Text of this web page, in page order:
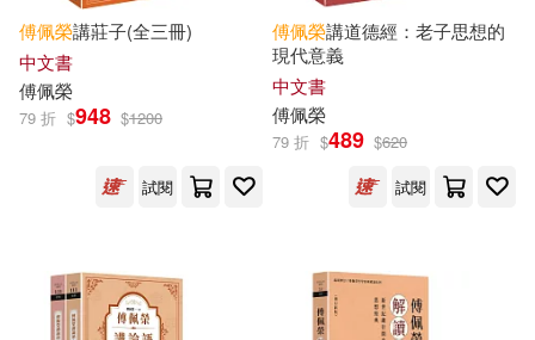
傅佩榮 郭齊勇 孔祥林(1)
傅佩榮等(1)
傅佩榮（主編）(1)
劉清虔(1)
上海三聯書店(18)
清涼音文化(17)
聯經出版公司(17)
中華書局(13)
可海外宅配(309)
傅佩榮講莊子(全三冊)
中文書
傅佩榮
79 折 $948 $1200
試閱
傅佩榮講道德經：老子思想的
現代意義
中文書
傅佩榮
79 折 $489 $620
試閱